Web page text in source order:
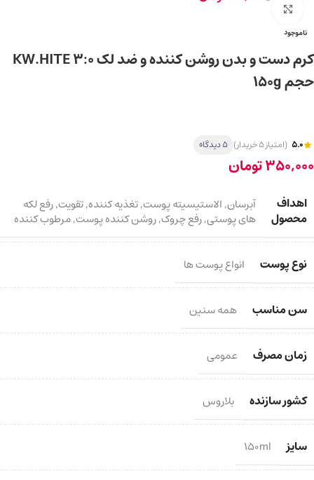
ناموجود
برای بزرگ‌نمایی کلیک کنید
کرم دست و بدن روشن کننده و ضد لک KW.HITE 3:0
حجم 150g
5.0 (امتیاز 5 خریدار) 5 دیدگاه
350,000تومان
اهداف
محصول
آبرسان,الاستیسیته پوست,تغذیه کننده,تقویت,رفع لکه
های پوستی,رفع چروک,روشن کننده پوست,مرطوب کننده
نوع پوست انواع پوست ها
سن مناسب همه سنین
زمان مصرف عمومی
کشور سازنده بلاروس
سایز 150ml